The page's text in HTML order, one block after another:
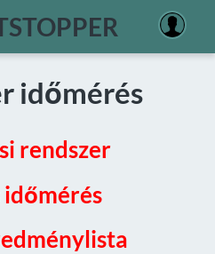
időmérés
rendszer
időmérés